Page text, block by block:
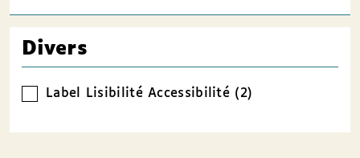
Divers
Label Lisibilité Accessibilité (2)